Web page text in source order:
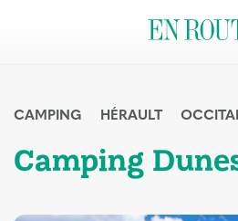
CAMPING HÉRAULT
Camping